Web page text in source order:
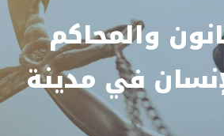
والمحاكم
في مدينة